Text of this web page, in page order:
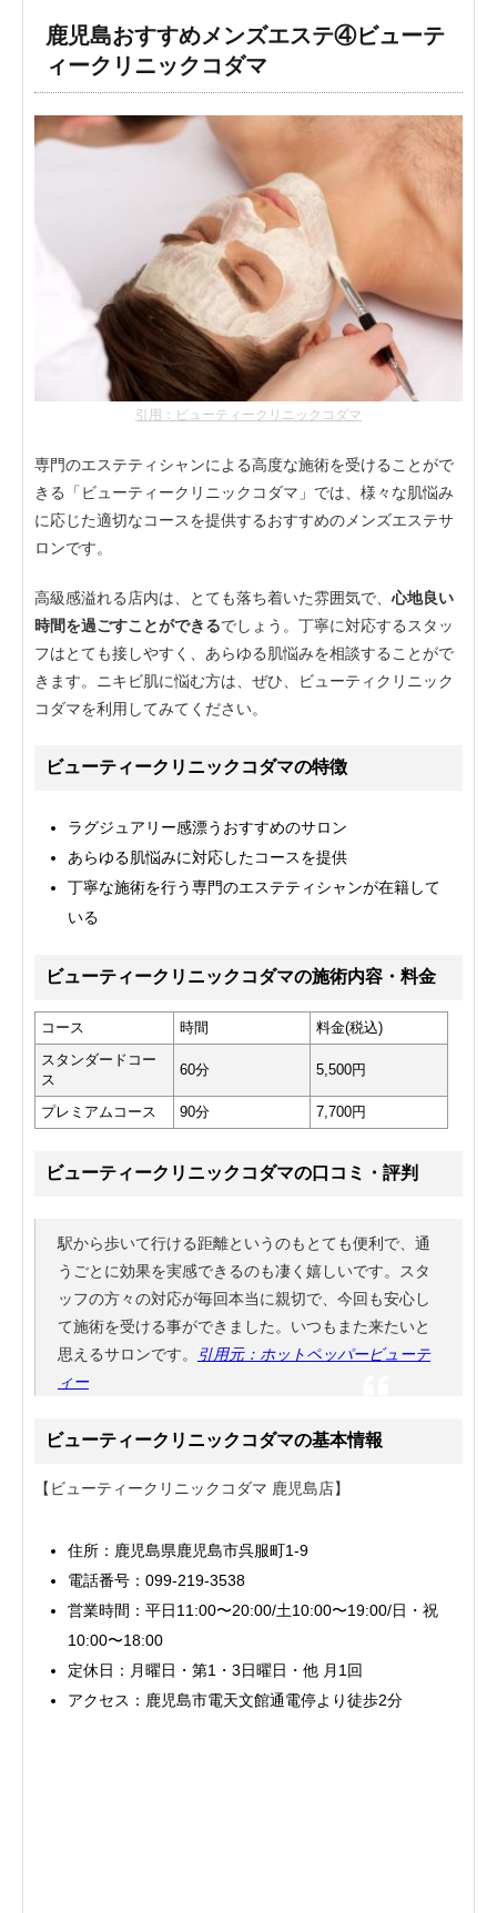
鹿児島おすすめメンズエステ④ビューテ
ィークリニックコダマ
引用：ビューティークリニックコダマ
専門のエステティシャンによる高度な施術を受けることがで
きる「ビューティークリニックコダマ」では、様々な肌悩み
に応じた適切なコースを提供するおすすめのメンズエステサ
ロンです。
高級感溢れる店内は、とても落ち着いた雰囲気で、 心地良い
時間を過ごすことができるでしょう。丁寧に対応するスタッ
フはとても接しやすく、あらゆる肌悩みを相談することがで
きます。ニキビ肌に悩む方は、ぜひ、ビューティクリニック
コダマを利用してみてください。
ビューティークリニックコダマの特徴
ラグジュアリー感漂うおすすめのサロン
あらゆる肌悩みに対応したコースを提供
丁寧な施術を行う専門のエステティシャンが在籍して
いる
ビューティークリニックコダマの施術内容・料金
コース 時間
料金(税込)
スタンダードコー
ス
60分 5,500円
プレミアムコース 90分 7,700円
ビューティークリニックコダマの口コミ・評判
駅から歩いて行ける距離というのもとても便利で、通
うごとに効果を実感できるのも凄く嬉しいです。スタ
ッフの方々の対応が毎回本当に親切で、今回も安心し
て施術を受ける事ができました。いつもまた来たいと
思えるサロンです。
引用元：ホットペッパービューテ
ィー
ビューティークリニックコダマの基本情報
【ビューティークリニックコダマ 鹿児島店】
住所：鹿児島県鹿児島市呉服町1-9
電話番号：099-219-3538
営業時間：平日11:00〜20:00/土10:00〜19:00/日・祝
10:00〜18:00
定休日：月曜日・第1・3日曜日・他 月1回
アクセス：鹿児島市電天文館通電停より徒歩2分